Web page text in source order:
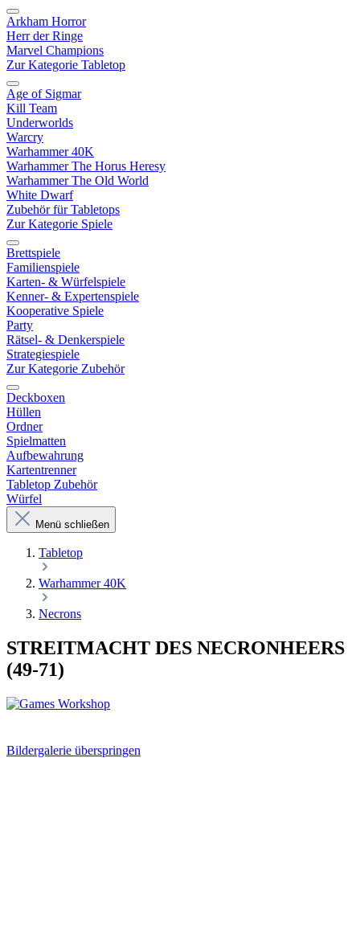
Arkham Horror
Herr der Ringe
Marvel Champions
Zur Kategorie Tabletop
Age of Sigmar
Kill Team
Underworlds
Warcry
Warhammer 40K
Warhammer The Horus Heresy
Warhammer The Old World
White Dwarf
Zubehör für Tabletops
Zur Kategorie Spiele
Brettspiele
Familienspiele
Karten- & Würfelspiele
Kenner- & Expertenspiele
Kooperative Spiele
Party
Rätsel- & Denkerspiele
Strategiespiele
Zur Kategorie Zubehör
Deckboxen
Hüllen
Ordner
Spielmatten
Aufbewahrung
Kartentrenner
Tabletop Zubehör
Würfel
Menü schließen
Tabletop
Warhammer 40K
Necrons
STREITMACHT DES NECRONHEERS
(49-71)
Bildergalerie überspringen